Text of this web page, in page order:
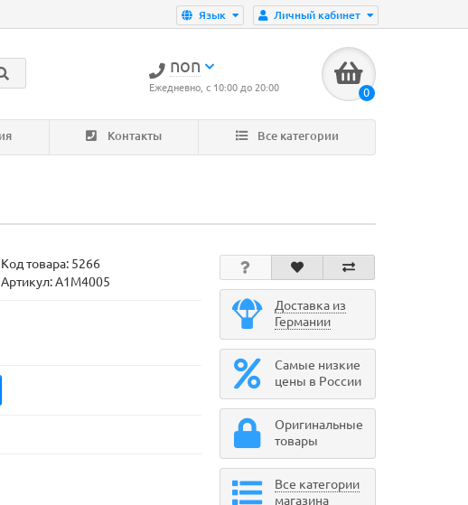
Личный кабинет
Язык
non
Ежедневно, с 10:00 до 20:00 0
Контакты Все категории
Код товара: 5266
Артикул: A1M4005
Доставка из
Германии
Самые низкие
цены в России
Оригинальные
товары
Все категории
магазина